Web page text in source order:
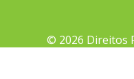
© 2026 Direitos